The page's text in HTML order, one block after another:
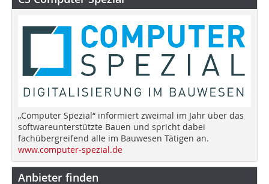
„Computer Spezial“ informiert zweimal im Jahr über das
softwareunterstützte Bauen und spricht dabei
fachübergreifend alle im Bauwesen Tätigen an.
www.computer-spezial.de
Anbieter finden